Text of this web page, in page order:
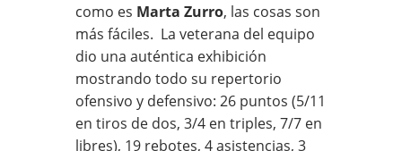
como es Marta Zurro, las cosas son
más fáciles. La veterana del equipo
dio una auténtica exhibición
mostrando todo su repertorio
ofensivo y defensivo: 26 puntos (5/11
en tiros de dos, 3/4 en triples, 7/7 en
libres), 19 rebotes, 4 asistencias, 3